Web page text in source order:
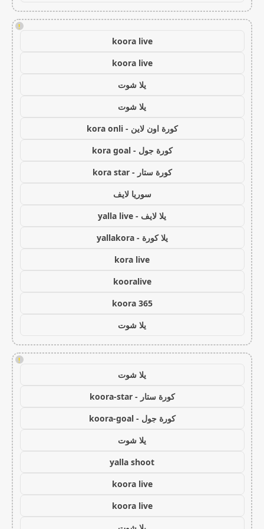
!
koora live
koora live
يلا شوت
يلا شوت
كورة اون لاين - kora onli
كورة جول - kora goal
كورة ستار - kora star
سوريا لايف
يلا لايف - yalla live
يلا كورة - yallakora
kora live
kooralive
koora 365
يلا شوت
!
يلا شوت
كورة ستار - koora-star
كورة جول - koora-goal
يلا شوت
yalla shoot
koora live
koora live